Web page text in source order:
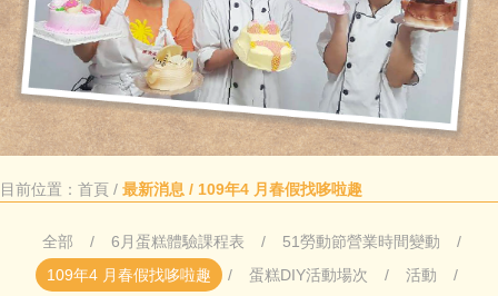
目前位置： 首頁 / 最新消息 / 109年4 月春假找哆啦趣
全部 6月蛋糕體驗課程表
51勞動節營業時間變動
109年4 月春假找哆啦趣
蛋糕DIY活動場次
活動